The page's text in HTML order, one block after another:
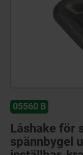
05560 B
Låshake för
spännbygel